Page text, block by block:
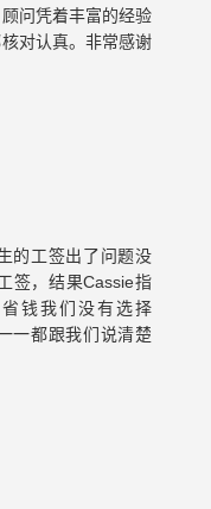
问凭着丰富的经验
对认真。非常感谢
的工签出了问题没
签，结果Cassie指
钱我们没有选择
一都跟我们说清楚
大半年的小白也很
们以后越来越好！